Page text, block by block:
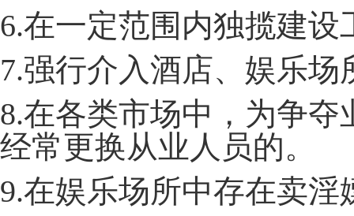
6.在一定范围内独揽建
7.强行介入酒店、娱乐
8.在各类市场中，为争
经常更换从业人员的。
9.在娱乐场所中存在卖